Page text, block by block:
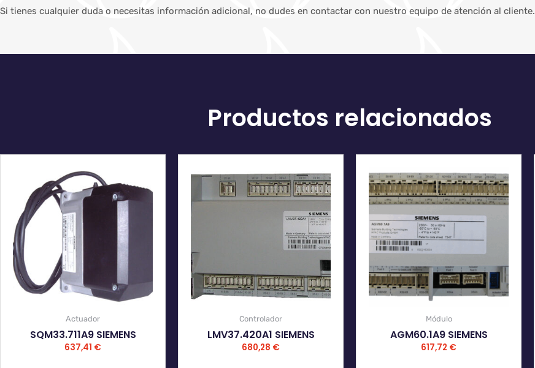
Si tienes cualquier duda o necesitas información adicional, no dudes en contactar con nuestro equipo de atención al cliente.
Productos relacionados
Actuador
SQM33.711A9 SIEMENS
637,41 €
Controlador
LMV37.420A1 SIEMENS
680,28 €
Módulo
AGM60.1A9 SIEMENS
617,72 €